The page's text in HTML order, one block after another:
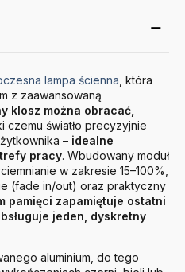
lampa ścienna , która
z zaawansowaną
klosz można obracać,
czemu światło precyzyjnie
– idealne
pracy. Wbudowany moduł
w zakresie 15–100%,
(fade in/out) oraz praktyczny
pamięci zapamiętuje ostatni
jeden, dyskretny
aluminium, do tego